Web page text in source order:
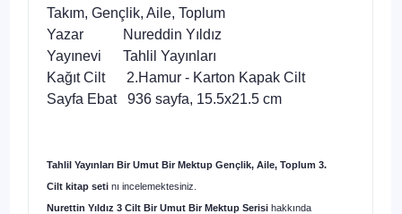
Takım, Gençlik, Aile, Toplum
Yazar Nureddin Yıldız
Yayınevi Tahlil Yayınları
Kağıt Cilt 2.Hamur - Karton Kapak Cilt
Sayfa Ebat 936 sayfa, 15.5x21.5 cm
Tahlil Yayınları Bir Umut Bir Mektup Gençlik, Aile, Toplum 3.
Cilt kitap seti nı incelemektesiniz.
Nurettin Yıldız 3 Cilt Bir Umut Bir Mektup Serisi hakkında